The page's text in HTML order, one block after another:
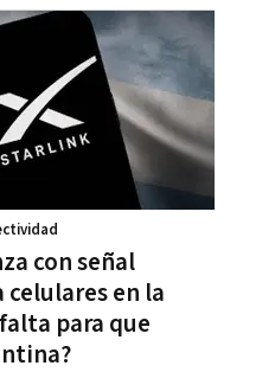
con señal
en la
para que